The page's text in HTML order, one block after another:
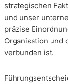
strategischen
und unser
präzise
Organisation und
verbunden ist.